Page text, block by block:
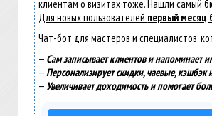
клиентам о визитах тоже. Нашли самый
Для новых пользователей первый месяц
Чат-бот для мастеров и специалистов,
— Сам записывает клиентов и напоминает
— Персонализирует скидки, чаевые,
— Увеличивает доходимость и помогает